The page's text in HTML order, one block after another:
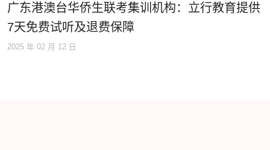
广东港澳台华侨生联考集训机构：立行教育提供
7天免费试听及退费保障
2025 年 02 月 12 日